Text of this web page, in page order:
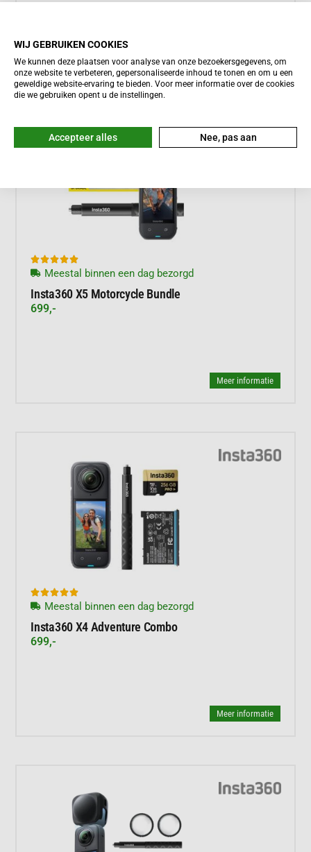

Meestal binnen een dag bezorgd
Insta360 X5 Motorcycle Bundle
699,-
Meer informatie

Meestal binnen een dag bezorgd
Insta360 X4 Adventure Combo
699,-
Meer informatie
WIJ GEBRUIKEN COOKIES
We kunnen deze plaatsen voor analyse van onze bezoekersgegevens, om
onze website te verbeteren, gepersonaliseerde inhoud te tonen en om u een
geweldige website-ervaring te bieden. Voor meer informatie over de cookies
die we gebruiken opent u de instellingen.
Accepteer alles Nee, pas aan